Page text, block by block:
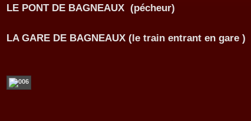
LE PONT DE BAGNEAUX (pécheur)
LA GARE DE BAGNEAUX (le train entrant en gare )